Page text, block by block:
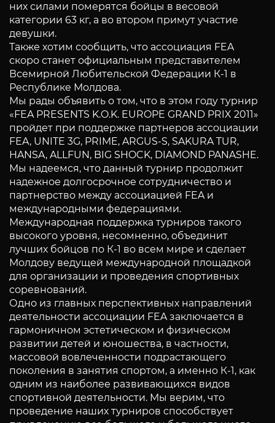
них силами померятся бойцы в весовой
категории 63 кг, а во втором примут участие
девушки.
Также хотим сообщить, что ассоциация FEA
скоро станет официальным представителем
Всемирной Любительской Федерации К-1 в
Республике Молдова.
Мы рады объявить о том, что в этом году турнир
«FEA PRESENTS K.O.K. EUROPE GRAND PRIX 2011»
пройдет при поддержке партнеров ассоциации
FEA, UNITE 3G, PRIME, ARGUS-S, SAKURA TUR,
HANSA, ALLFUN, BIG SHOCK, DIAMOND PANASHE.
Мы надеемся, что данный турнир продолжит
надежное долгосрочное сотрудничество и
партнерство между ассоциацией FEA и
международными федерациями.
Международная поддержка турниров такого
высокого уровня, несомненно, объединит
лучших бойцов по К-1 во всем мире и сделает
Молдову ведущей международной площадкой
для организации и проведения спортивных
соревнований.
Одно из главных перспективных направлений
деятельности ассоциации FEA заключается в
гармоничном эстетическом и физическом
развитии детей и юношества, в частности,
массовой вовлеченности подрастающего
поколения в занятия спортом, а именно К-1, как
одним из наиболее развивающихся видов
спортивной деятельности. Мы верим, что
проведение наших турниров способствует